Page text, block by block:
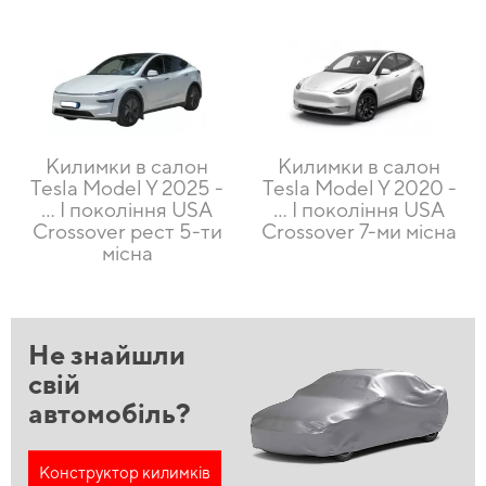
Килимки в салон
Tesla Model Y 2025 -
... I покоління USA
Crossover рест 5-ти
місна
Килимки в салон
Tesla Model Y 2020 -
… I покоління USA
Crossover 7-ми місна
Не знайшли
свій
автомобіль?
Конструктор килимків